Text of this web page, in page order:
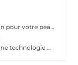
L'épilation définitive au laser : une révolution pour votre peau ! Avec notre technologie avancée Pulse Laser , offrez-vous investissement dans votre confort et votre beauté . Les avantages de l'épilation définitive : -Une méthode douce et indolore. -Résultats durables. -Adaptée à tous les types de peau. -Gain de temps et praticité. -Rapidité et efficacité. -Calculer 6 séance es par zone. Révéler votre beauté naturelle ! Votre bien-être est notre priorité.
Profitez d'une peau douce et lisse grâce à une technologie de pointe qui allie efficacité, rapidité et confort tous les types de peau . Des résultats visibles et durables Un soin en toute sécurité et sans douleur Une méthode rapide pour être prête avant les fêtes ! Sublimez votre peau Prenez soin de vous vous le méritez !